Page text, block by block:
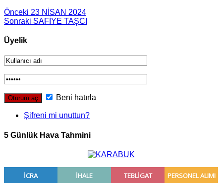
Önceki 23 NİSAN 2024
Sonraki SAFİYE TAŞCI
Üyelik
Beni hatırla
Şifreni mi unuttun?
5 Günlük Hava Tahmini